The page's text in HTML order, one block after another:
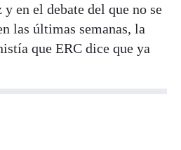
y en el debate del que no se
las últimas semanas, la
que ERC dice que ya